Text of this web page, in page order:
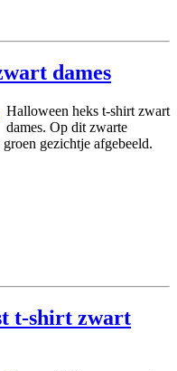
dames
Halloween heks t-shirt zwart
dames. Op dit zwarte
gezichtje afgebeeld.
t-shirt zwart